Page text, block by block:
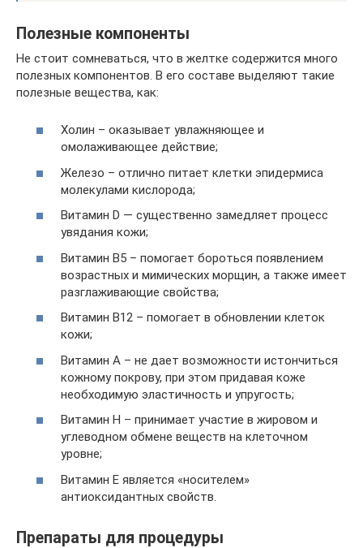
Полезные компоненты
Не стоит сомневаться, что в желтке содержится много
полезных компонентов. В его составе выделяют такие
полезные вещества, как:
Холин – оказывает увлажняющее и
омолаживающее действие;
Железо – отлично питает клетки эпидермиса
молекулами кислорода;
Витамин D — существенно замедляет процесс
увядания кожи;
Витамин B5 – помогает бороться появлением
возрастных и мимических морщин, а также имеет
разглаживающие свойства;
Витамин B12 – помогает в обновлении клеток
кожи;
Витамин A – не дает возможности истончиться
кожному покрову, при этом придавая коже
необходимую эластичность и упругость;
Витамин H – принимает участие в жировом и
углеводном обмене веществ на клеточном
уровне;
Витамин E является «носителем»
антиоксидантных свойств.
Препараты для процедуры